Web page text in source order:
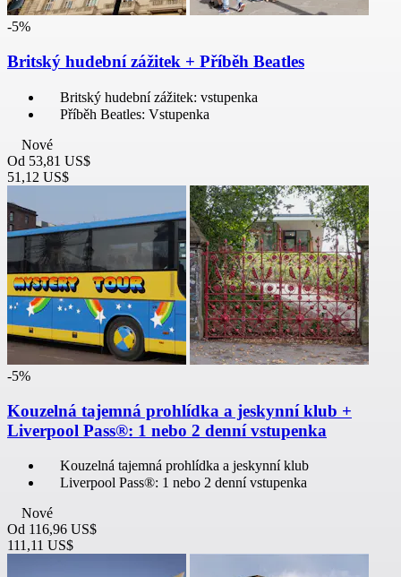
-5%
Britský hudební zážitek + Příběh Beatles
Britský hudební zážitek: vstupenka
Příběh Beatles: Vstupenka
Nové
Od 53,81 US$
51,12 US$
-5%
Kouzelná tajemná prohlídka a jeskynní klub +
Liverpool Pass®: 1 nebo 2 denní vstupenka
Kouzelná tajemná prohlídka a jeskynní klub
Liverpool Pass®: 1 nebo 2 denní vstupenka
Nové
Od 116,96 US$
111,11 US$